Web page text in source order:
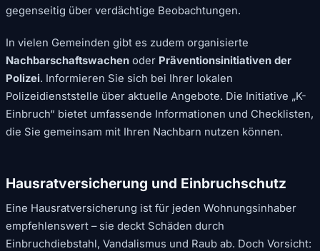
gegenseitig über verdächtige Beobachtungen.
In vielen Gemeinden gibt es zudem organisierte
Nachbarschaftswachen oder Präventionsinitiativen der
Polizei. Informieren Sie sich bei Ihrer lokalen
Polizeidienststelle über aktuelle Angebote. Die Initiative „K-
Einbruch“ bietet umfassende Informationen und Checklisten,
die Sie gemeinsam mit Ihren Nachbarn nutzen können.
Hausratversicherung und Einbruchschutz
Eine Hausratversicherung ist für jeden Wohnungsinhaber
empfehlenswert – sie deckt Schäden durch
Einbruchdiebstahl, Vandalismus und Raub ab. Doch Vorsicht: